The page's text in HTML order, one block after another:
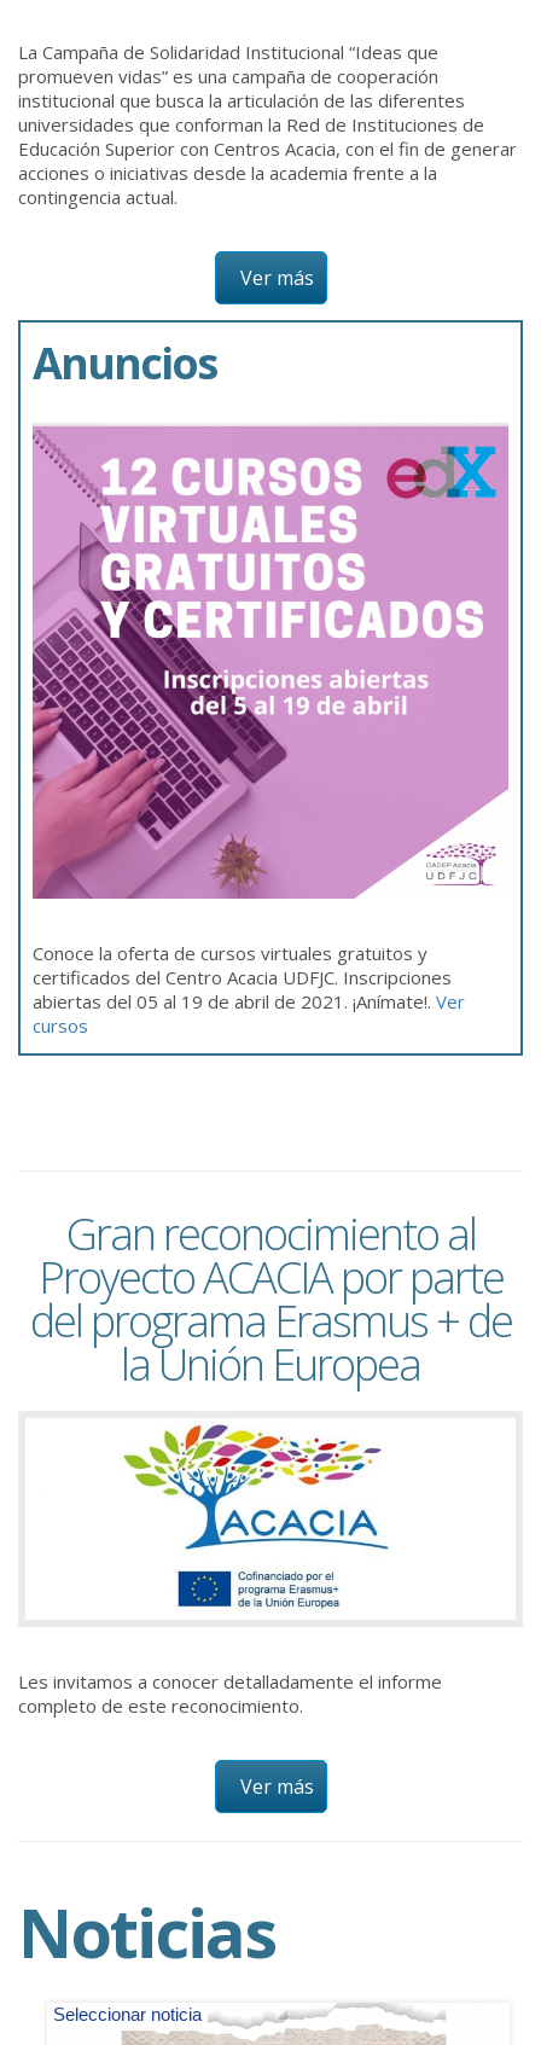
La Campaña de Solidaridad Institucional “Ideas que
promueven vidas” es una campaña de cooperación
institucional que busca la articulación de las diferentes
universidades que conforman la Red de Instituciones de
Educación Superior con Centros Acacia, con el fin de generar
acciones o iniciativas desde la academia frente a la
contingencia actual.
Ver más
Anuncios
Conoce la oferta de cursos virtuales gratuitos y
certificados del Centro Acacia UDFJC. Inscripciones
abiertas del 05 al 19 de abril de 2021. ¡Anímate!. Ver
cursos
Gran reconocimiento al
Proyecto ACACIA por parte
del programa Erasmus + de
la Unión Europea
Les invitamos a conocer detalladamente el informe
completo de este reconocimiento.
Ver más
Noticias
Seleccionar noticia